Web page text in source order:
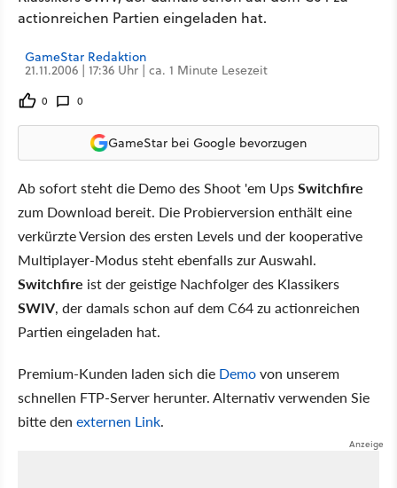
actionreichen Partien eingeladen hat.
GameStar Redaktion
21.11.2006 | 17:36 Uhr | ca. 1 Minute Lesezeit
0 0
GameStar bei Google bevorzugen
Ab sofort steht die Demo des Shoot 'em UpsSwitchfire
zum Download bereit. Die Probierversion enthält eine
verkürzte Version des ersten Levels und der kooperative
Multiplayer-Modus steht ebenfalls zur Auswahl.
Switchfire ist der geistige Nachfolger des Klassikers
SWIV, der damals schon auf dem C64 zu actionreichen
Partien eingeladen hat.
Premium-Kunden laden sich die Demovon unserem
schnellen FTP-Server herunter. Alternativ verwenden Sie
bitte den externen Link.